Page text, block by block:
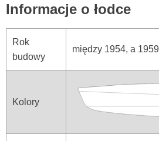
Informacje o łodce
Rok
budowy
między 1954, a 1959
Kolory